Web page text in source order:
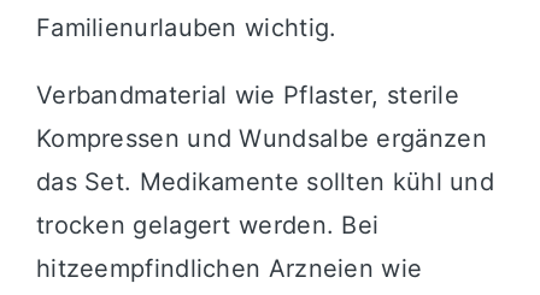
Familienurlauben wichtig.
Verbandmaterial wie Pflaster, sterile
Kompressen und Wundsalbe ergänzen
das Set. Medikamente sollten kühl und
trocken gelagert werden. Bei
hitzeempfindlichen Arzneien wie